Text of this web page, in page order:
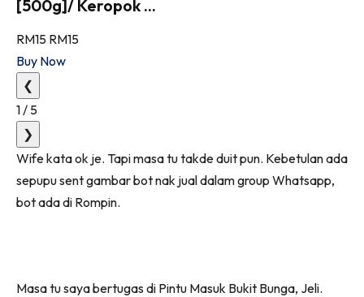
[500g]/ Keropok ...
RM15 RM15
Buy Now
❮
1 / 5
❯
Wife kata ok je. Tapi masa tu takde duit pun. Kebetulan ada
sepupu sent gambar bot nak jual dalam group Whatsapp,
bot ada di Rompin.
Masa tu saya bertugas di Pintu Masuk Bukit Bunga, Jeli.